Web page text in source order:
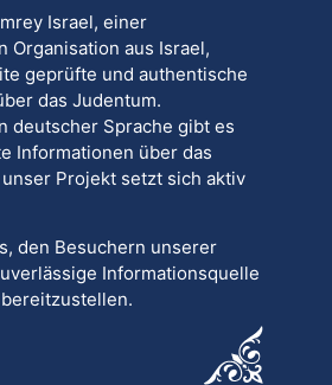
Israel, einer
Organisation aus Israel,
geprüfte und authentische
das Judentum.
deutscher Sprache gibt es
Informationen über das
Projekt setzt sich aktiv
den Besuchern unserer
Informationsquelle